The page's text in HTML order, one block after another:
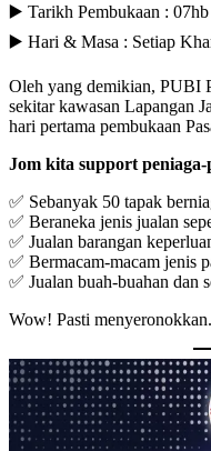
▶️ Tarikh Pembukaan :
▶️ Hari & Masa : Setiap
Oleh yang demikian, PUBI
sekitar kawasan Lapangan
hari pertama pembukaan
Jom kita support
✅ Sebanyak 50 tapak
✅ Beraneka jenis jualan
✅ Jualan barangan
✅ Bermacam-macam jenis
✅ Jualan buah-buahan dan
Wow! Pasti